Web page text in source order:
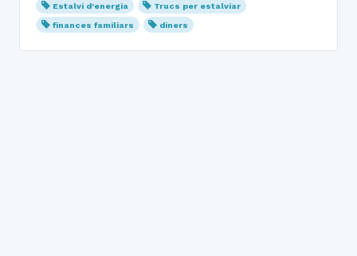
Estalvi d'energia
Trucs per estalviar
finances familiars
diners